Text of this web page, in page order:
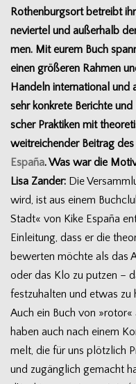
Rothen­burg­sort betreibt
ne­vier­tel und außer­halb
men. Mit eurem Buch
einen grö­ße­ren Rah­men
Han­deln inter­na­tio­nal und
sehr kon­krete Berichte
scher Prak­ti­ken mit
weit­rei­chen­der Bei­trag
España. Was war die
Lisa Zan­der: Die
wird, ist aus einem
Stadt« von Kike España
Ein­lei­tung, dass er die
bewer­ten möchte als das
oder das Klo zu put­zen –
fest­zu­hal­ten und etwas zu
Auch ein Buch von
haben auch nach einem
melt, die für uns plötz­lich
und zugäng­lich gemacht